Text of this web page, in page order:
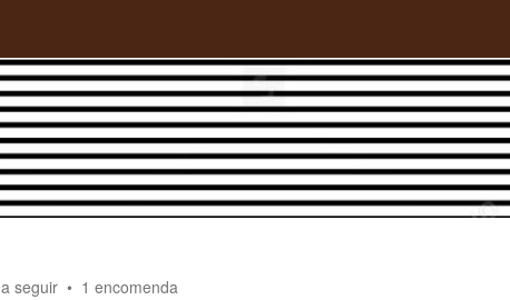
a seguir 1 encomenda